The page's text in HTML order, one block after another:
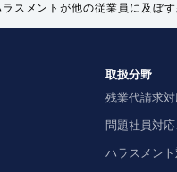
ラスメントが他の従業員に及ぼ
取扱分野
残業代請求
問題社員対
ハラスメン